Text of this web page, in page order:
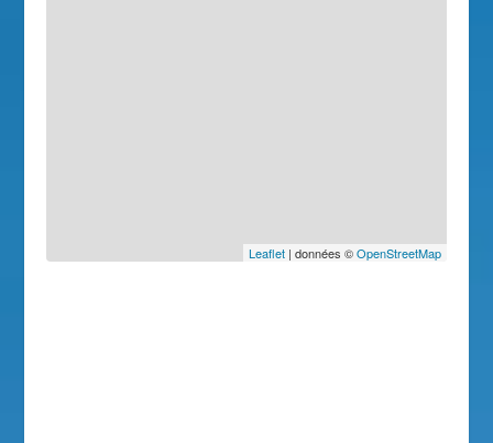
Leaflet| données ©OpenStreetMap